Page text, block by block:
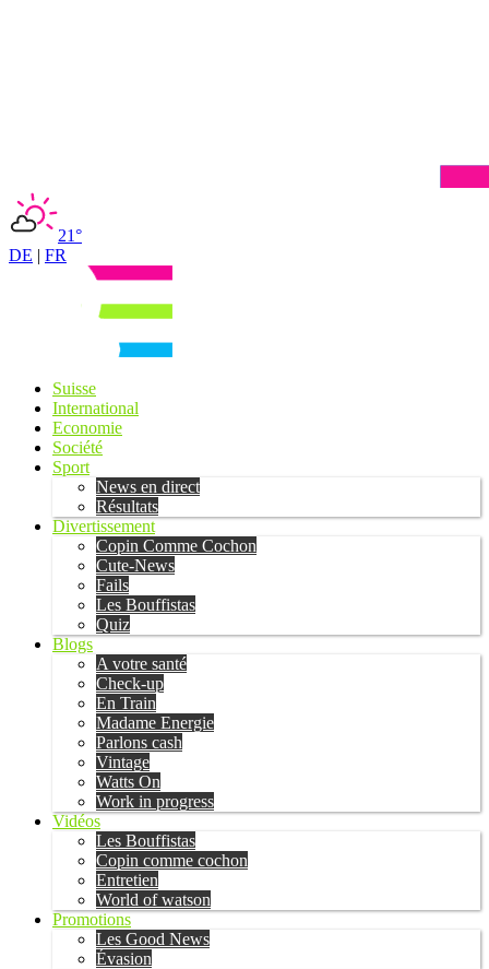
21°
DE | FR
Suisse
International
Economie
Société
Sport
News en direct
Résultats
Divertissement
Copin Comme Cochon
Cute-News
Fails
Les Bouffistas
Quiz
Blogs
A votre santé
Check-up
En Train
Madame Energie
Parlons cash
Vintage
Watts On
Work in progress
Vidéos
Les Bouffistas
Copin comme cochon
Entretien
World of watson
Promotions
Les Good News
Évasion